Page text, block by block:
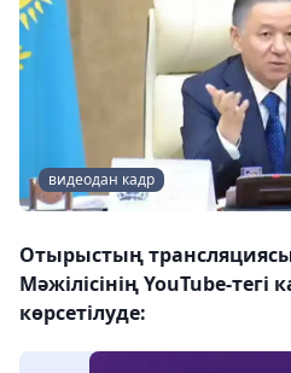
видеодан кадр
Отырыстың
Мәжілісінің YouTube-тегі
көрсетілуде: